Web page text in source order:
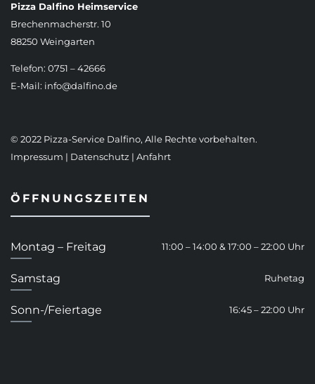
Pizza Dalfino Heimservice
Brechenmacherstr. 10
88250 Weingarten
Telefon: 0751 – 42666
E-Mail: info@dalfino.de
© 2022 Pizza-Service Dalfino, Alle Rechte vorbehalten.
Impressum | Datenschutz | Anfahrt
ÖFFNUNGSZEITEN
Montag – Freitag 11:00 – 14:00 & 17:00 – 22:00 Uhr
Samstag Ruhetag
Sonn-/Feiertage 16:45 – 22:00 Uhr